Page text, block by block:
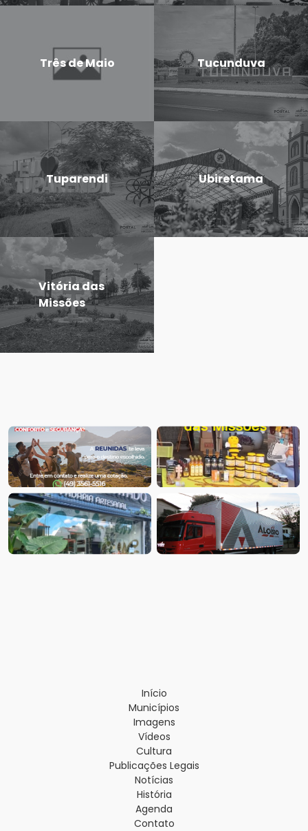
Três de Maio Tucunduva
Tuparendi Ubiretama
Vitória das
Missões
Início
Municípios
Imagens
Vídeos
Cultura
Publicações Legais
Notícias
História
Agenda
Contato